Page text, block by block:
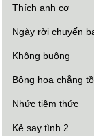
Thích anh cơ
Ngày rời chuyến
Không buông
Bông hoa chẳng
Nhức tiềm thức
Kẻ say tình 2